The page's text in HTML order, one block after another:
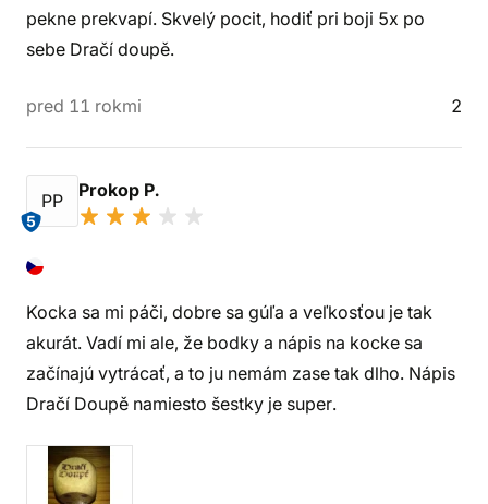
pekne prekvapí. Skvelý pocit, hodiť pri boji 5x po
sebe Dračí doupě.
pred 11 rokmi 2
PP
5
Prokop P.
Kocka sa mi páči, dobre sa gúľa a veľkosťou je tak
akurát. Vadí mi ale, že bodky a nápis na kocke sa
začínajú vytrácať, a to ju nemám zase tak dlho. Nápis
Dračí Doupě namiesto šestky je super.